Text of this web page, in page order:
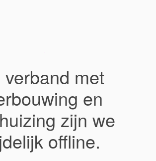
verband met
en
zijn we
offline.